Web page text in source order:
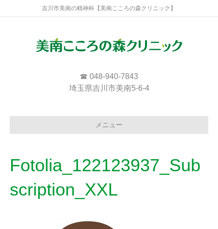
吉川市美南の精神科【美南こころの森クリニック】
☎ 048-940-7843
埼玉県吉川市美南5-6-4
メニュー
Fotolia_122123937_Sub
scription_XXL